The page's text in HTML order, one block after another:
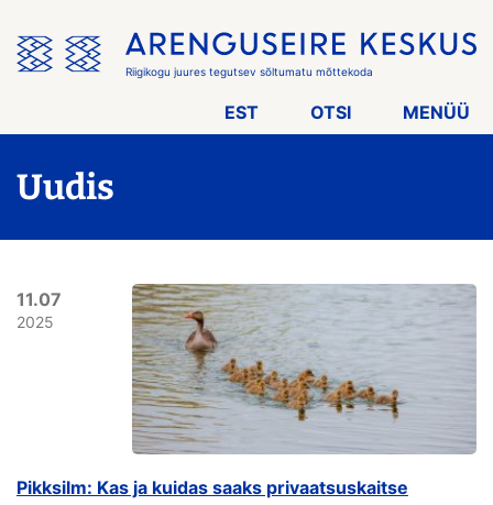
menüü
vahele
Riigikogu juures tegutsev sõltumatu mõttekoda
EST OTSI MENÜÜ
Uudis
11.07
2025
Pikksilm: Kas ja kuidas saaks privaatsuskaitse